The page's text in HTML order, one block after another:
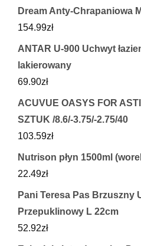
Dream Anty-Chrapaniowa
154.99zł
ANTAR U-900 Uchwyt
lakierowany
69.90zł
ACUVUE OASYS FOR
SZTUK /8.6/-3.75/-2.75/40
103.59zł
Nutrison płyn 1500ml
22.49zł
Pani Teresa Pas Brzuszny
Przepuklinowy L 22cm
52.92zł